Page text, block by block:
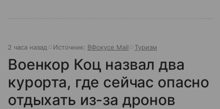
2 часа назад Источник: ВФокусе Mail Туризм
Военкор Коц назвал два
курорта, где сейчас опасно
отдыхать из-за дронов